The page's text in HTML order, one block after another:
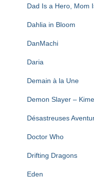
Dad Is a Hero, Mom
Dahlia in Bloom
DanMachi
Daria
Demain à la Une
Demon Slayer –
Désastreuses
Doctor Who
Drifting Dragons
Eden